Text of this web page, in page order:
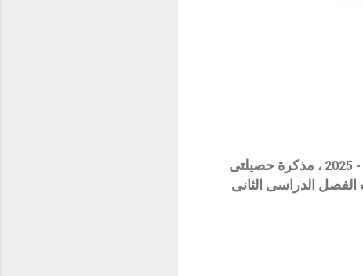
، مذكرة حصيلتى
الفصل الدراسى الثانى